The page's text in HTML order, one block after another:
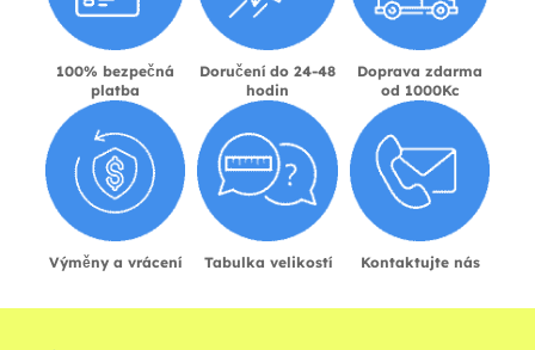
100% bezpečná
platba
Doručení do 24-48
hodin
Doprava zdarma
od 1000Kc
Výměny a vrácení Tabulka velikostí Kontaktujte nás